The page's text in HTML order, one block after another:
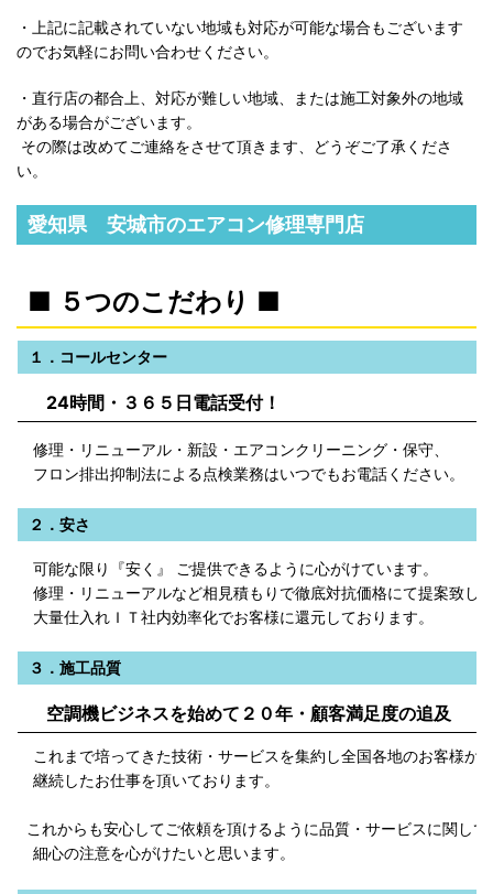
・上記に記載されていない地域も対応が可能な場合もございます
のでお気軽にお問い合わせください。
・直行店の都合上、対応が難しい地域、または施工対象外の地域
がある場合がございます。
その際は改めてご連絡をさせて頂きます、どうぞご了承くださ
い。
愛知県 安城市のエアコン修理専門店
■ ５つのこだわり ■
１．コールセンター
24時間・３６５日電話受付！
修理・リニューアル・新設・エアコンクリーニング・保守、
フロン排出抑制法による点検業務はいつでもお電話ください。
２．安さ
可能な限り『安く』 ご提供できるように心がけています。
修理・リニューアルなど相見積もりで徹底対抗価格にて提案致し
大量仕入れＩＴ社内効率化でお客様に還元しております。
３．施工品質
空調機ビジネスを始めて２０年・顧客満足度の追及
これまで培ってきた技術・サービスを集約し全国各地のお客様か
継続したお仕事を頂いております。
これからも安心してご依頼を頂けるように品質・サービスに関して
細心の注意を心がけたいと思います。